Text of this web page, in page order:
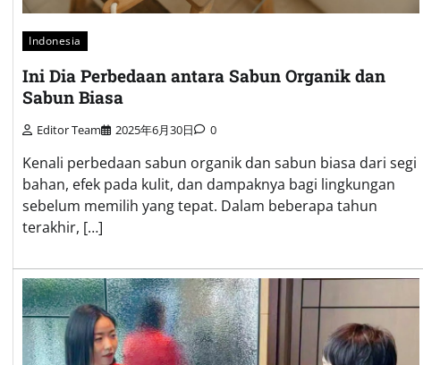
Indonesia
Ini Dia Perbedaan antara Sabun Organik dan
Sabun Biasa
Editor Team 2025年6月30日 0
Kenali perbedaan sabun organik dan sabun biasa dari segi
bahan, efek pada kulit, dan dampaknya bagi lingkungan
sebelum memilih yang tepat. Dalam beberapa tahun
terakhir, […]